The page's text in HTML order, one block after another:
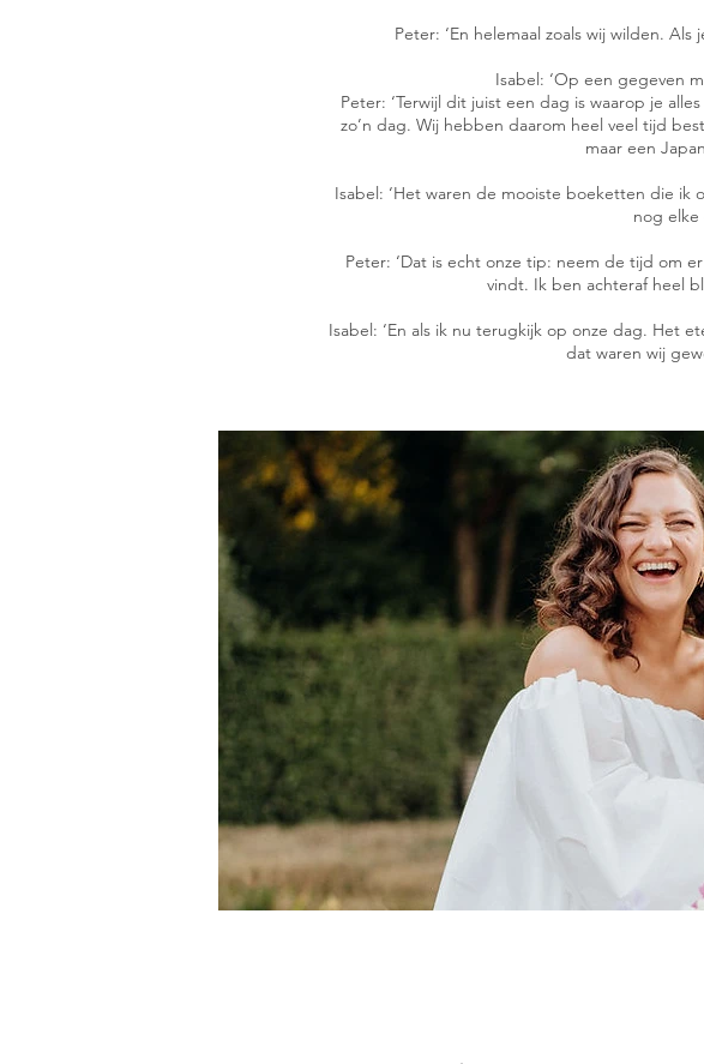
Peter: ‘En helemaal zoals wij wilden.
Isabel: ‘Op een gegeven
Peter: ‘Terwijl dit juist een dag is waarop je
zo’n dag. Wij hebben daarom heel veel tijd
maar een
Isabel: ‘Het waren de mooiste boeketten die
nog elke
Peter: ‘Dat is echt onze tip: neem de tijd om
vindt. Ik ben achteraf heel
Isabel: ‘En als ik nu terugkijk op onze dag. Het
dat waren wij